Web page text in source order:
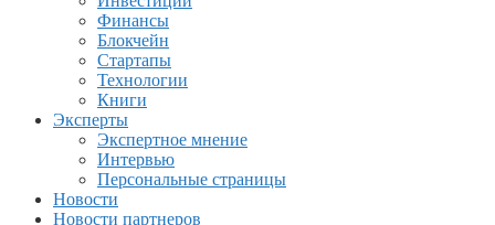
Финансы
Блокчейн
Стартапы
Технологии
Книги
Эксперты
Экспертное мнение
Интервью
Персональные страницы
Новости
Новости партнеров